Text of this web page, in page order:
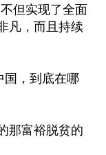
但实现了全面
凡，而且持续
，到底在哪
那富裕脱贫的